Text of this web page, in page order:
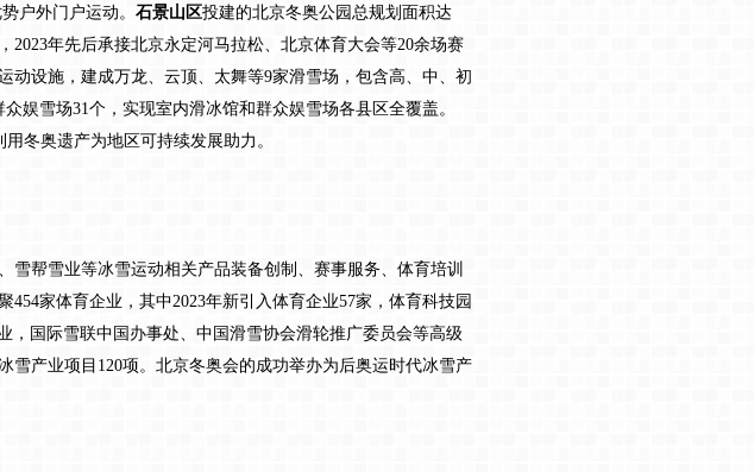
户外门户运动。 石景山区投建的北京冬奥公园总规划面积达
2023年先后承接北京永定河马拉松、北京体育大会等20余场赛
动设施，建成万龙、云顶、太舞等9家滑雪场，包含高、中、初
娱雪场31个，实现室内滑冰馆和群众娱雪场各县区全覆盖。
冬奥遗产为地区可持续发展助力。
雪帮雪业等冰雪运动相关产品装备创制、赛事服务、体育培训
家体育企业，其中2023年新引入体育企业57家，体育科技园
，国际雪联中国办事处、中国滑雪协会滑轮推广委员会等高级
雪产业项目120项。北京冬奥会的成功举办为后奥运时代冰雪产